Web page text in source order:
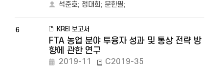
석준호; 정대희 ; 문한필;
6 KREI 보고서
FTA 농업 분야 투융자 성과 및 통상 전략 방
향에 관한 연구
2019-11
C2019-35